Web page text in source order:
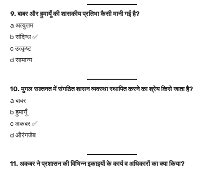
9. बाबर और हुमायूँ की शासकीय प्रतिभा कैसी मानी गई है?
a अत्युत्तम
b संदिग्ध ✅
c उत्कृष्ट
d सामान्य
10. मुगल सल्तनत में संगठित शासन व्यवस्था स्थापित करने का श्रेय किसे जाता है?
a बाबर
b हुमायूँ
c अकबर ✅
d औरंगजेब
11. अकबर ने प्रशासन की विभिन्न इकाइयों के कार्य व अधिकारों का क्या किया?